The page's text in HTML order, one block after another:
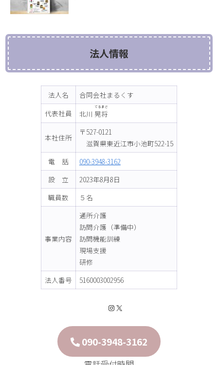
法人情報
法人名
合同会社まるくす
代表社員
北川 晃将
てるまさ
本社住所
〒527-0121
滋賀県東近江市小池町522-15
電 話
090-3948-3162
設 立
2023年8月8日
職員数
５名
事業内容
通所介護
訪問介護（準備中）
訪問機能訓練
現場支援
研修
法人番号
5160003002956
Instagram
X
090-3948-3162